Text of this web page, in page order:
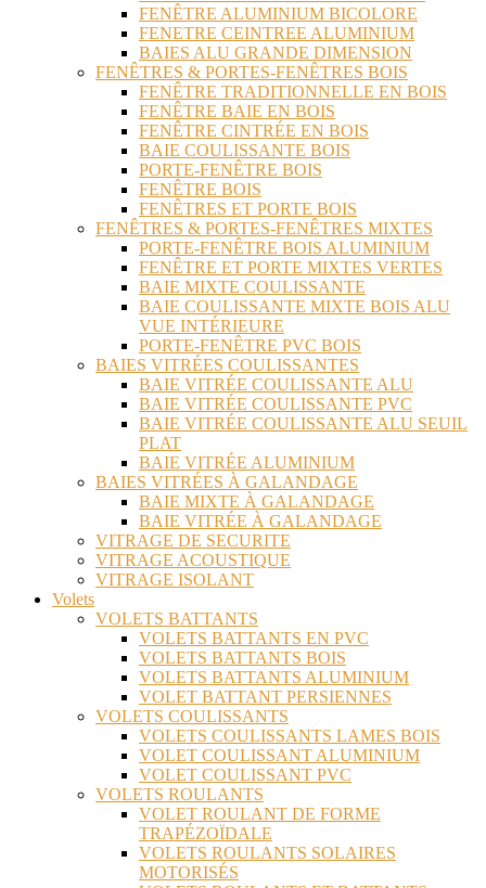
FENÊTRE ALUMINIUM BICOLORE
FENETRE CEINTREE ALUMINIUM
BAIES ALU GRANDE DIMENSION
FENÊTRES & PORTES-FENÊTRES BOIS
FENÊTRE TRADITIONNELLE EN BOIS
FENÊTRE BAIE EN BOIS
FENÊTRE CINTRÉE EN BOIS
BAIE COULISSANTE BOIS
PORTE-FENÊTRE BOIS
FENÊTRE BOIS
FENÊTRES ET PORTE BOIS
FENÊTRES & PORTES-FENÊTRES MIXTES
PORTE-FENÊTRE BOIS ALUMINIUM
FENÊTRE ET PORTE MIXTES VERTES
BAIE MIXTE COULISSANTE
BAIE COULISSANTE MIXTE BOIS ALU
VUE INTÉRIEURE
PORTE-FENÊTRE PVC BOIS
BAIES VITRÉES COULISSANTES
BAIE VITRÉE COULISSANTE ALU
BAIE VITRÉE COULISSANTE PVC
BAIE VITRÉE COULISSANTE ALU SEUIL
PLAT
BAIE VITRÉE ALUMINIUM
BAIES VITRÉES À GALANDAGE
BAIE MIXTE À GALANDAGE
BAIE VITRÉE À GALANDAGE
VITRAGE DE SECURITE
VITRAGE ACOUSTIQUE
VITRAGE ISOLANT
Volets
VOLETS BATTANTS
VOLETS BATTANTS EN PVC
VOLETS BATTANTS BOIS
VOLETS BATTANTS ALUMINIUM
VOLET BATTANT PERSIENNES
VOLETS COULISSANTS
VOLETS COULISSANTS LAMES BOIS
VOLET COULISSANT ALUMINIUM
VOLET COULISSANT PVC
VOLETS ROULANTS
VOLET ROULANT DE FORME
TRAPÉZOÏDALE
VOLETS ROULANTS SOLAIRES
MOTORISÉS